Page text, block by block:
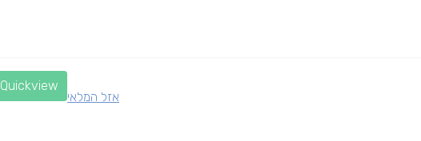
Quickview
אזל המלאי